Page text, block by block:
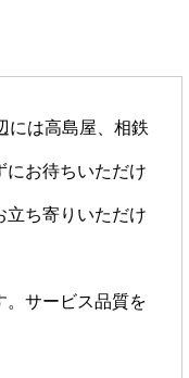
には高島屋、相鉄
にお待ちいただけ
立ち寄りいただけ
。サービス品質を